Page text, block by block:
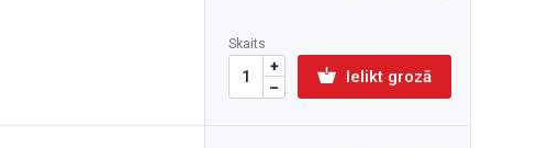
Skaits
Ielikt grozā